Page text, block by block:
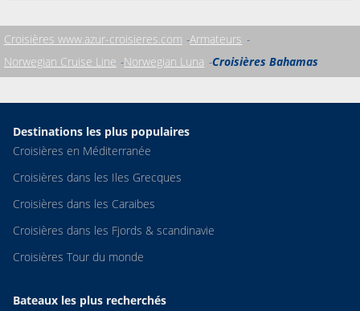
Croisières www.azur-croisieres.com Armateurs
Norwegian Cruise Line Norwegian Luna Croisières Bahamas
Destinations les plus populaires
Croisières en Méditerranée
Croisières dans les Iles Grecques
Croisières dans les Caraibes
Croisières dans les Fjords & scandinavie
Croisières Tour du monde
Bateaux les plus recherchés